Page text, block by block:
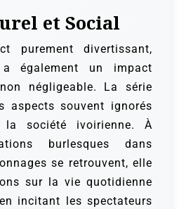
et Social
purement divertissant,
a également un impact
négligeable. La série
aspects souvent ignorés
société ivoirienne. À
burlesques dans
se retrouvent, elle
sur la vie quotidienne
incitant les spectateurs